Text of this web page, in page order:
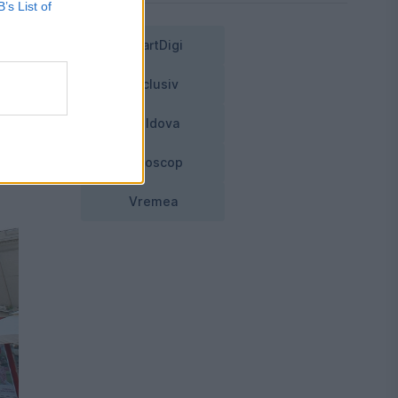
List of
SmartDigi
Exclusiv
Moldova
Horoscop
Vremea